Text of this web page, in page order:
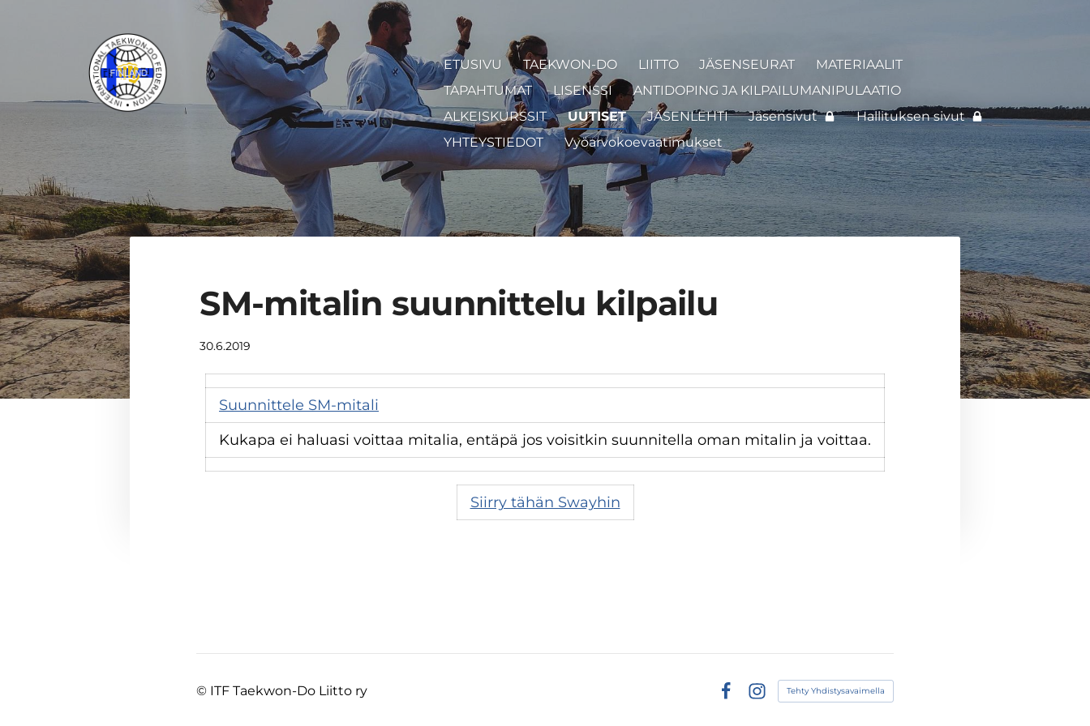
ITF Taekwon-do Liitto ry
ETUSIVU TAEKWON-DO LIITTO JÄSENSEURAT
MATERIAALIT
TAPAHTUMAT
LISENSSI
ANTIDOPING JA KILPAILUMANIPULAATIO
ALKEISKURSSIT
UUTISET JÄSENLEHTI Jäsensivut
Hallituksen sivut
YHTEYSTIEDOT
Vyöarvokoevaatimukset
SM-mitalin suunnittelu kilpailu
30.6.2019
Suunnittele SM-mitali
Kukapa ei haluasi voittaa mitalia, entäpä jos voisitkin suunnitella oman mitalin ja voittaa.
Siirry tähän Swayhin
© ITF Taekwon-Do Liitto ry
FacebookInstagram
Tehty Yhdistysavaimella